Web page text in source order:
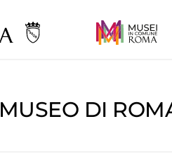
MUSEO DI